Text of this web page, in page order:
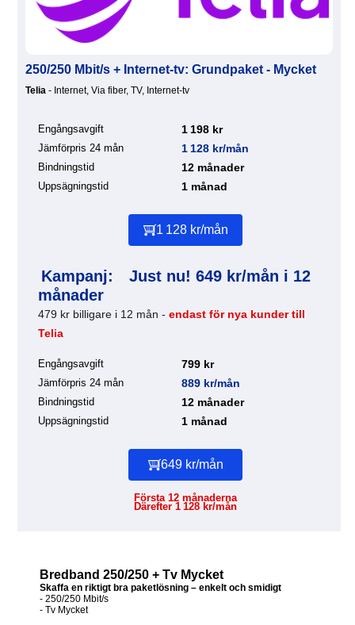
250/250 Mbit/s + Internet-tv: Grundpaket - Mycket
Telia - Internet, Via fiber, TV, Internet-tv
Engångsavgift 1 198 kr
Jämförpris 24 mån 1 128 kr/mån
Bindningstid 12 månader
Uppsägningstid 1 månad
1 128 kr/mån
Kampanj:
Just nu! 649 kr/mån i 12
månader
479 kr billigare i 12 mån - endast för nya kunder till
Telia
Engångsavgift 799 kr
Jämförpris 24 mån 889 kr/mån
Bindningstid 12 månader
Uppsägningstid 1 månad
649 kr/mån
Första 12 månaderna
Därefter 1 128 kr/mån
Bredband 250/250 + Tv Mycket
Skaffa en riktigt bra paketlösning – enkelt och smidigt
- 250/250 Mbit/s
- Tv Mycket